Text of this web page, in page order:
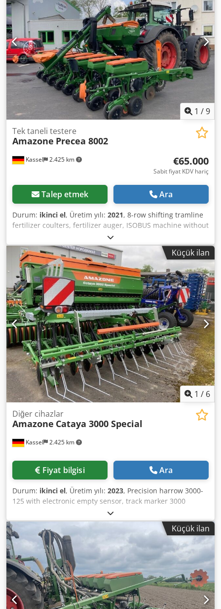
1 /9
Kassel 2.425 km
Tek taneli testere
Amazone Precea 8002
€65.000
Sabit fiyat KDV hariç
Talep etmek Ara
Durum: ikinci el, Üretim yılı: 2021, 8-row shifting tramline
fertilizer coulters, fertilizer auger, ISOBUS machine without
terminal. Area: 1.011 ha. Dedjtgpf Uepfx Agyewa
Küçük ilan
1 / 6
Kassel 2.425 km
Diğer cihazlar
Amazone Cataya 3000 Special
Fiyat bilgisi Ara
Durum: ikinci el, Üretim yılı: 2023, Precision harrow 3000-
125 with electronic empty sensor, track marker 3000
ISOBUS / Cataya Special radar sensor, international
version, electronic tramline control / parking support -----
CombiDisc 3000 fine disc section / serrated wedge ring
roller Dwsdpjtt Adajfx Agyea
Küçük ilan